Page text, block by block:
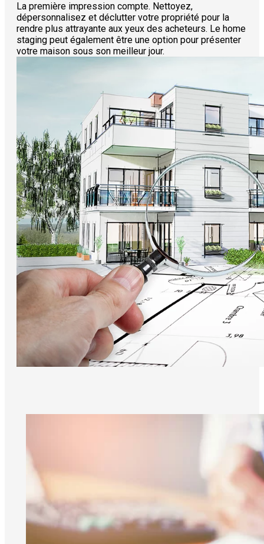
La première impression compte. Nettoyez,
dépersonnalisez et déclutter votre propriété pour la
rendre plus attrayante aux yeux des acheteurs. Le home
staging peut également être une option pour présenter
votre maison sous son meilleur jour.